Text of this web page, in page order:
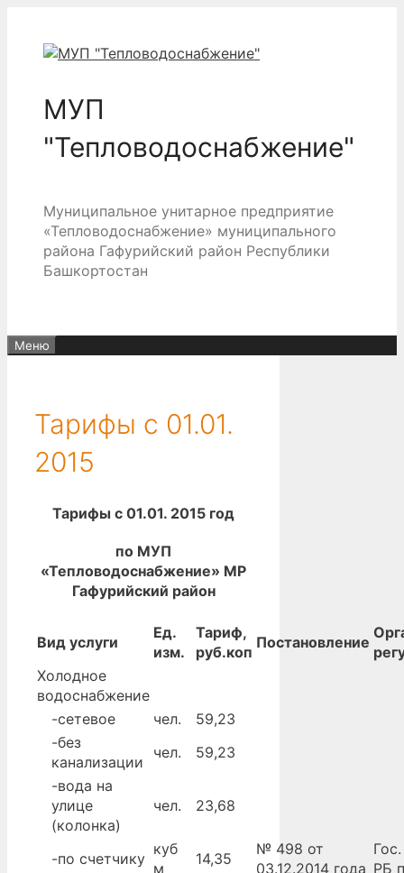
содержимому
МУП
"Тепловодоснабжение"
Муниципальное унитарное предприятие
«Тепловодоснабжение» муниципального
района Гафурийский район Республики
Башкортостан
Меню
Тарифы с 01.01.
2015
Тарифы с 01.01. 2015 год
по МУП
«Тепловодоснабжение» МР
Гафурийский район
Вид услуги
Ед.
изм.
Тариф,
руб.коп
Постановление
Холодное
водоснабжение
-сетевое
чел.
59,23
-без
канализации
чел.
59,23
-вода на
улице
(колонка)
чел. 23,68
-по счетчику
куб
м
14,35
№ 498 от
03.12.2014 года РБ